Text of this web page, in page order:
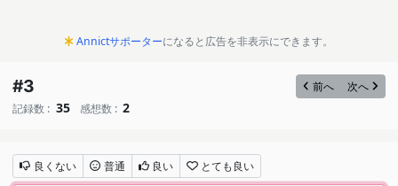
Annictサポーターになると広告を非表示にできます。
#3 前へ
次へ
記録数 : 35 感想数 : 2
良くない 普通 良い とても良い